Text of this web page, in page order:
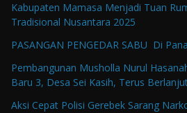
Kabupaten Mamasa Menjadi Tuan
Tradisional Nusantara 2025
PASANGAN PENGEDAR SABU Di
Pembangunan Musholla Nurul
Baru 3, Desa Sei Kasih, Terus
Aksi Cepat Polisi Gerebek Sarang